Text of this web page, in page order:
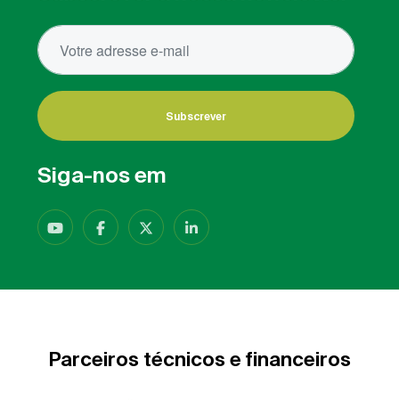
Subscrever
Siga-nos em
Parceiros técnicos e financeiros